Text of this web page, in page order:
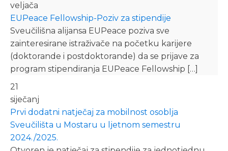
veljača
EUPeace Fellowship-Poziv za stipendije
Sveučilišna alijansa EUPeace poziva sve
zainteresirane istraživače na početku karijere
(doktorande i postdoktorande) da se prijave za
program stipendiranja EUPeace Fellowship […]
21
siječanj
Prvi dodatni natječaj za mobilnost osoblja
Sveučilišta u Mostaru u ljetnom semestru
2024./2025.